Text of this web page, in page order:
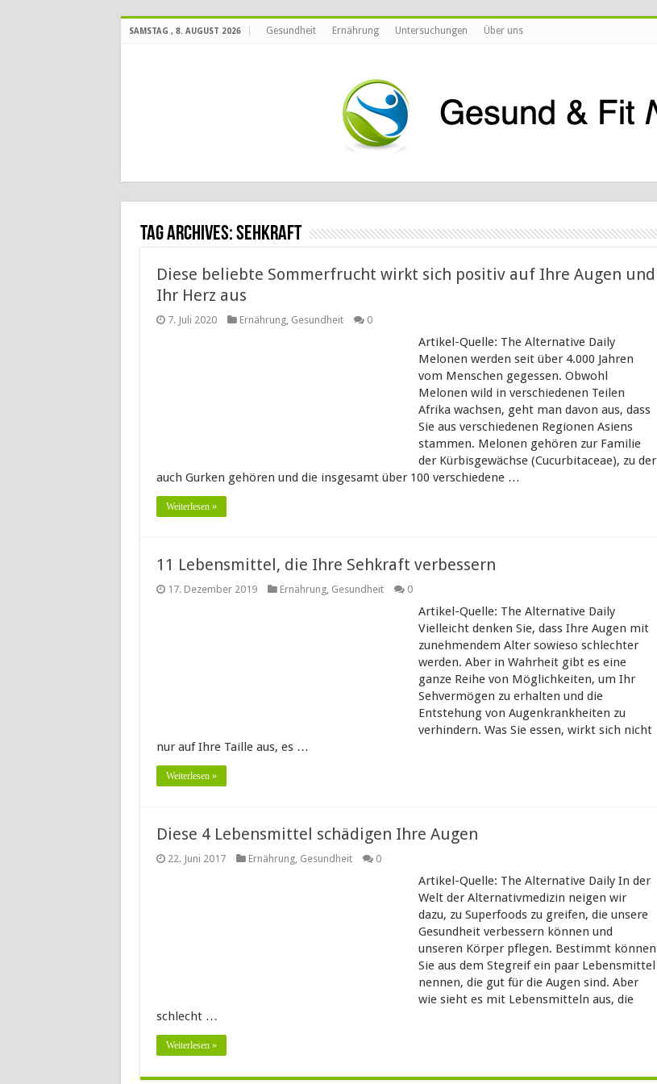
SAMSTAG , 8. AUGUST 2026 Gesundheit Ernährung Untersuchungen Über uns
Tag Archives:Sehkraft
Diese beliebte Sommerfrucht wirkt sich positiv auf Ihre Augen und
Ihr Herz aus
7. Juli 2020 Ernährung, Gesundheit 0
Artikel-Quelle: The Alternative Daily
Melonen werden seit über 4.000 Jahren
vom Menschen gegessen. Obwohl
Melonen wild in verschiedenen Teilen
Afrika wachsen, geht man davon aus, dass
Sie aus verschiedenen Regionen Asiens
stammen. Melonen gehören zur Familie
der Kürbisgewächse (Cucurbitaceae), zu der
auch Gurken gehören und die insgesamt über 100 verschiedene …
Weiterlesen »
11 Lebensmittel, die Ihre Sehkraft verbessern
17. Dezember 2019 Ernährung, Gesundheit 0
Artikel-Quelle: The Alternative Daily
Vielleicht denken Sie, dass Ihre Augen mit
zunehmendem Alter sowieso schlechter
werden. Aber in Wahrheit gibt es eine
ganze Reihe von Möglichkeiten, um Ihr
Sehvermögen zu erhalten und die
Entstehung von Augenkrankheiten zu
verhindern. Was Sie essen, wirkt sich nicht
nur auf Ihre Taille aus, es …
Weiterlesen »
Diese 4 Lebensmittel schädigen Ihre Augen
22. Juni 2017 Ernährung, Gesundheit 0
Artikel-Quelle: The Alternative Daily In der
Welt der Alternativmedizin neigen wir
dazu, zu Superfoods zu greifen, die unsere
Gesundheit verbessern können und
unseren Körper pflegen. Bestimmt können
Sie aus dem Stegreif ein paar Lebensmittel
nennen, die gut für die Augen sind. Aber
wie sieht es mit Lebensmitteln aus, die
schlecht …
Weiterlesen »